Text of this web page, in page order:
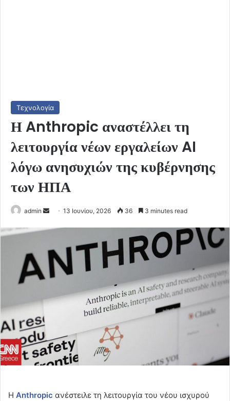
Τεχνολογία
Η Anthropic αναστέλλει τη
λειτουργία νέων εργαλείων AI
λόγω ανησυχιών της κυβέρνησης
των ΗΠΑ
admin
Send13 Ιουνίου, 2026 36 3 minutes read
Η Anthropic ανέστειλε τη λειτουργία του νέου ισχυρού